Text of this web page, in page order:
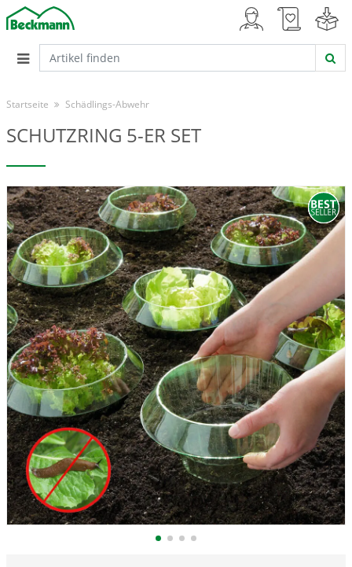
Startseite Schädlings-Abwehr
SCHUTZRING 5-ER SET